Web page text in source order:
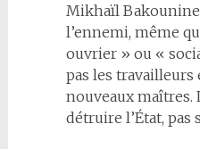
Mikhaïl
l’ennemi, même
ouvrier » ou «
pas les
nouveaux
détruire l’État, pas